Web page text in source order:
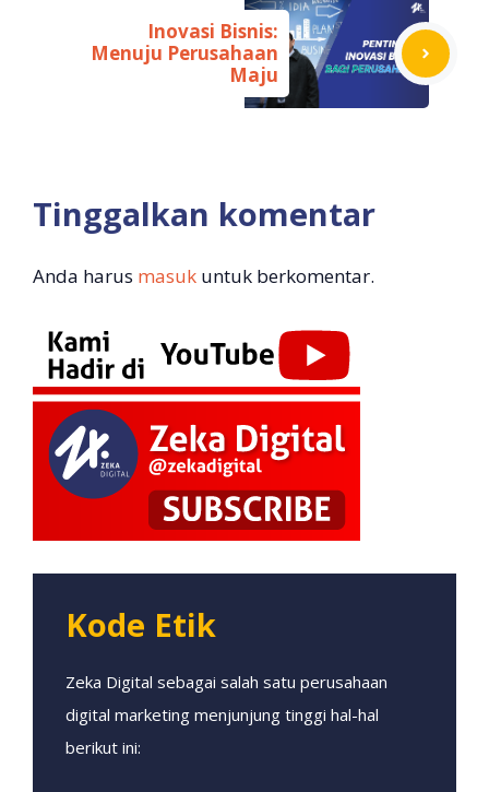
Inovasi Bisnis:
Menuju Perusahaan
Maju
Tinggalkan komentar
Anda harus masuk untuk berkomentar.
Kode Etik
Zeka Digital sebagai salah satu perusahaan
digital marketing menjunjung tinggi hal-hal
berikut ini: